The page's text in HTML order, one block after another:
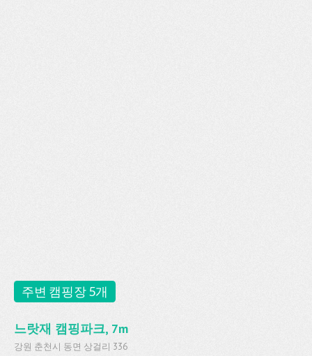
주변 캠핑장 5개
느랏재 캠핑파크, 7m
강원 춘천시 동면 상걸리 336